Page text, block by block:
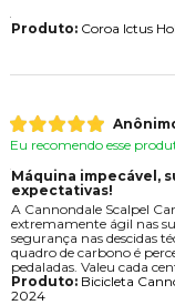
Produto:Coroa Ictus
Eu recomendo esse
Máquina impecável,
expectativas!
A Cannondale Scalpel
extremamente ágil nas
segurança nas descidas
quadro de carbono é
pedaladas. Valeu cada
Produto:Bicicleta
2024